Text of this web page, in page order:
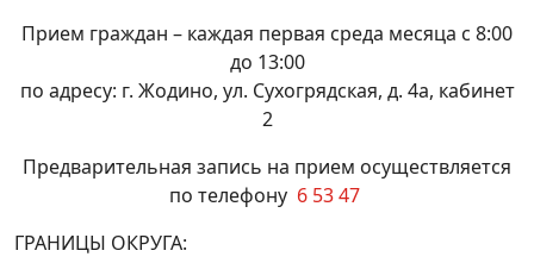
Прием граждан – каждая первая среда месяца с 8:00
до 13:00
по адресу: г. Жодино, ул. Сухогрядская, д. 4а, кабинет
2
Предварительная запись на прием осуществляется
по телефону 6 53 47
ГРАНИЦЫ ОКРУГА: